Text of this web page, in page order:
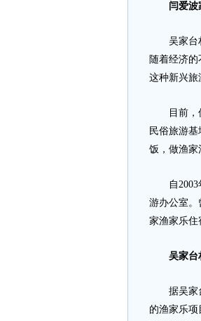
闫爱
吴家台村
随着经济
这种新兴旅
目前，仅
民俗旅游
饭，做渔家
自2003年
游办公室。
家渔家乐住
吴家台
据吴家台
的渔家乐